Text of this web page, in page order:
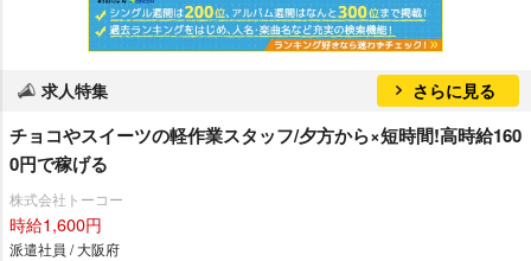
求人特集 さらに見る
チョコやスイーツの軽作業スタッフ/夕方から×短時間!高時給160
0円で稼げる
株式会社トーコー
時給1,600円
派遣社員 / 大阪府